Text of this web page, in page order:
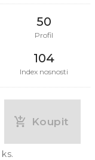
50
Profil
104
Index nosnosti
Koupit
ks.